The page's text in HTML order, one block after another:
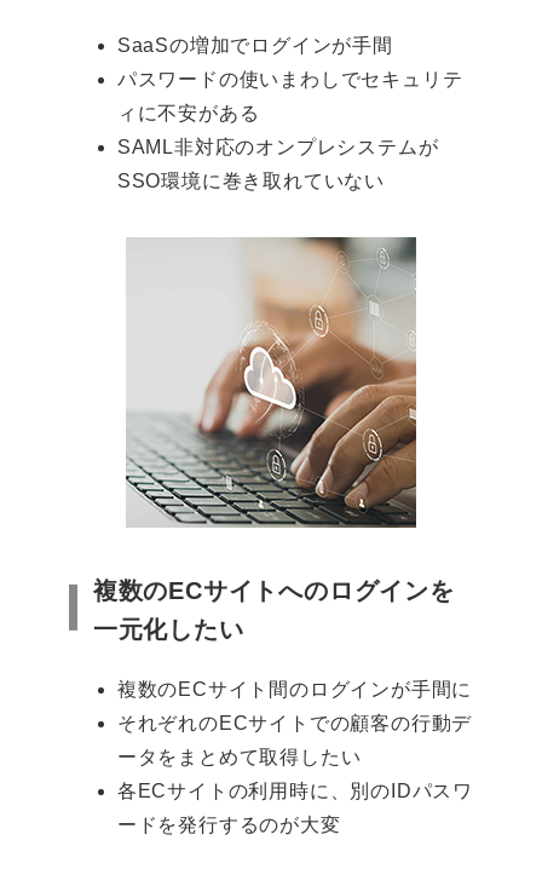
SaaSの増加でログインが手間
パスワードの使いまわしでセキュリテ
ィに不安がある
SAML非対応のオンプレシステムが
SSO環境に巻き取れていない
複数のECサイトへのログインを
一元化したい
複数のECサイト間のログインが手間に
それぞれのECサイトでの顧客の行動デ
ータをまとめて取得したい
各ECサイトの利用時に、別のIDパスワ
ードを発行するのが大変